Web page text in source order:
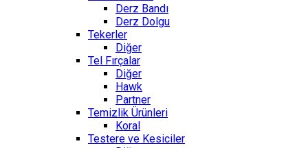
Derz Bandı
Derz Dolgu
Tekerler
Diğer
Tel Fırçalar
Diğer
Hawk
Partner
Temizlik Ürünleri
Koral
Testere ve Kesiciler